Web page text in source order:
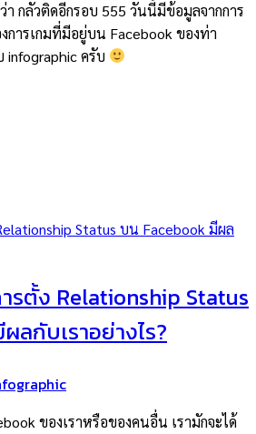
า กลัวติดอีกรอบ 555 วันนี้มีข้อมูลจากการ
การเกมที่มีอยู่บน Facebook ของท่า
ครับ
รตั้ง Relationship Status
ลกับเราอย่างไร?
ของเราหรือของคนอื่น เรามักจะได้